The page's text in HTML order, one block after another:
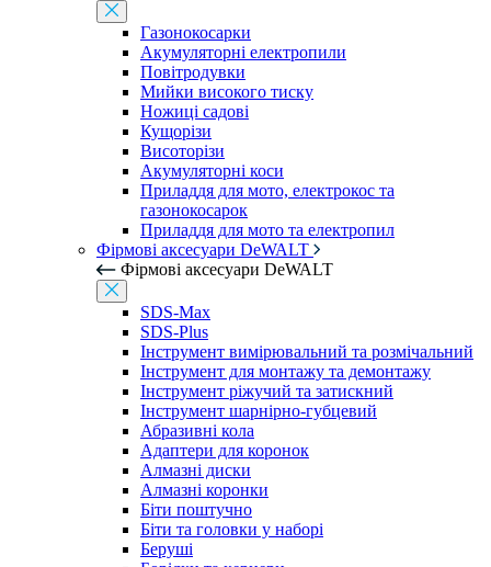
Газонокосарки
Акумуляторні електропили
Повітродувки
Мийки високого тиску
Ножиці садові
Кущорізи
Висоторізи
Акумуляторні коси
Приладдя для мото, електрокос та
газонокосарок
Приладдя для мото та електропил
Фірмові аксесуари DeWALT
Фірмові аксесуари DeWALT
SDS-Max
SDS-Plus
Інструмент вимірювальний та розмічальний
Інструмент для монтажу та демонтажу
Інструмент ріжучий та затискний
Інструмент шарнірно-губцевий
Абразивні кола
Адаптери для коронок
Алмазні диски
Алмазні коронки
Біти поштучно
Біти та головки у наборі
Беруші